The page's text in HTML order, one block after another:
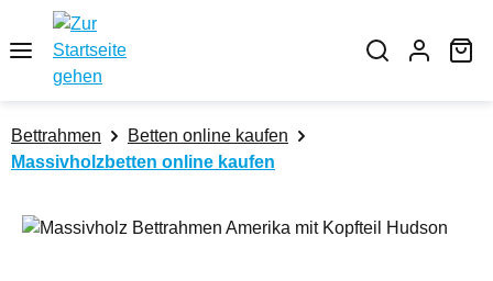
Zum Hauptinhalt springen
Bettrahmen
Betten online kaufen
Massivholzbetten online kaufen
Bildergalerie überspringen